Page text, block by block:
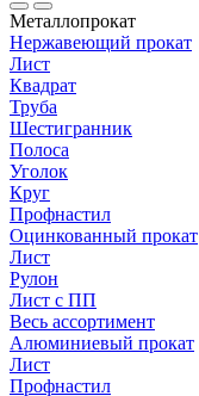
Металлопрокат
Нержавеющий прокат
Лист
Квадрат
Труба
Шестигранник
Полоса
Уголок
Круг
Профнастил
Оцинкованный прокат
Лист
Рулон
Лист с ПП
Весь ассортимент
Алюминиевый прокат
Лист
Профнастил